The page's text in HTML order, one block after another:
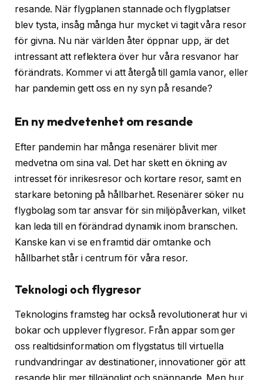
resande. När flygplanen stannade och flygplatser
blev tysta, insåg många hur mycket vi tagit våra resor
för givna. Nu när världen åter öppnar upp, är det
intressant att reflektera över hur våra resvanor har
förändrats. Kommer vi att återgå till gamla vanor, eller
har pandemin gett oss en ny syn på resande?
En ny medvetenhet om resande
Efter pandemin har många resenärer blivit mer
medvetna om sina val. Det har skett en ökning av
intresset för inrikesresor och kortare resor, samt en
starkare betoning på hållbarhet. Resenärer söker nu
flygbolag som tar ansvar för sin miljöpåverkan, vilket
kan leda till en förändrad dynamik inom branschen.
Kanske kan vi se en framtid där omtanke och
hållbarhet står i centrum för våra resor.
Teknologi och flygresor
Teknologins framsteg har också revolutionerat hur vi
bokar och upplever flygresor. Från appar som ger
oss realtidsinformation om flygstatus till virtuella
rundvandringar av destinationer, innovationer gör att
resande blir mer tillgängligt och spännande. Men hur